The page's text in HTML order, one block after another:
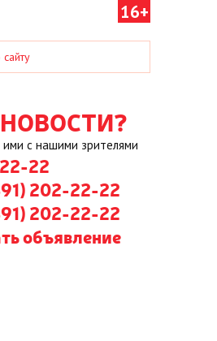
16+
с нашими зрителями
22
202-22-22
202-22-22
объявление